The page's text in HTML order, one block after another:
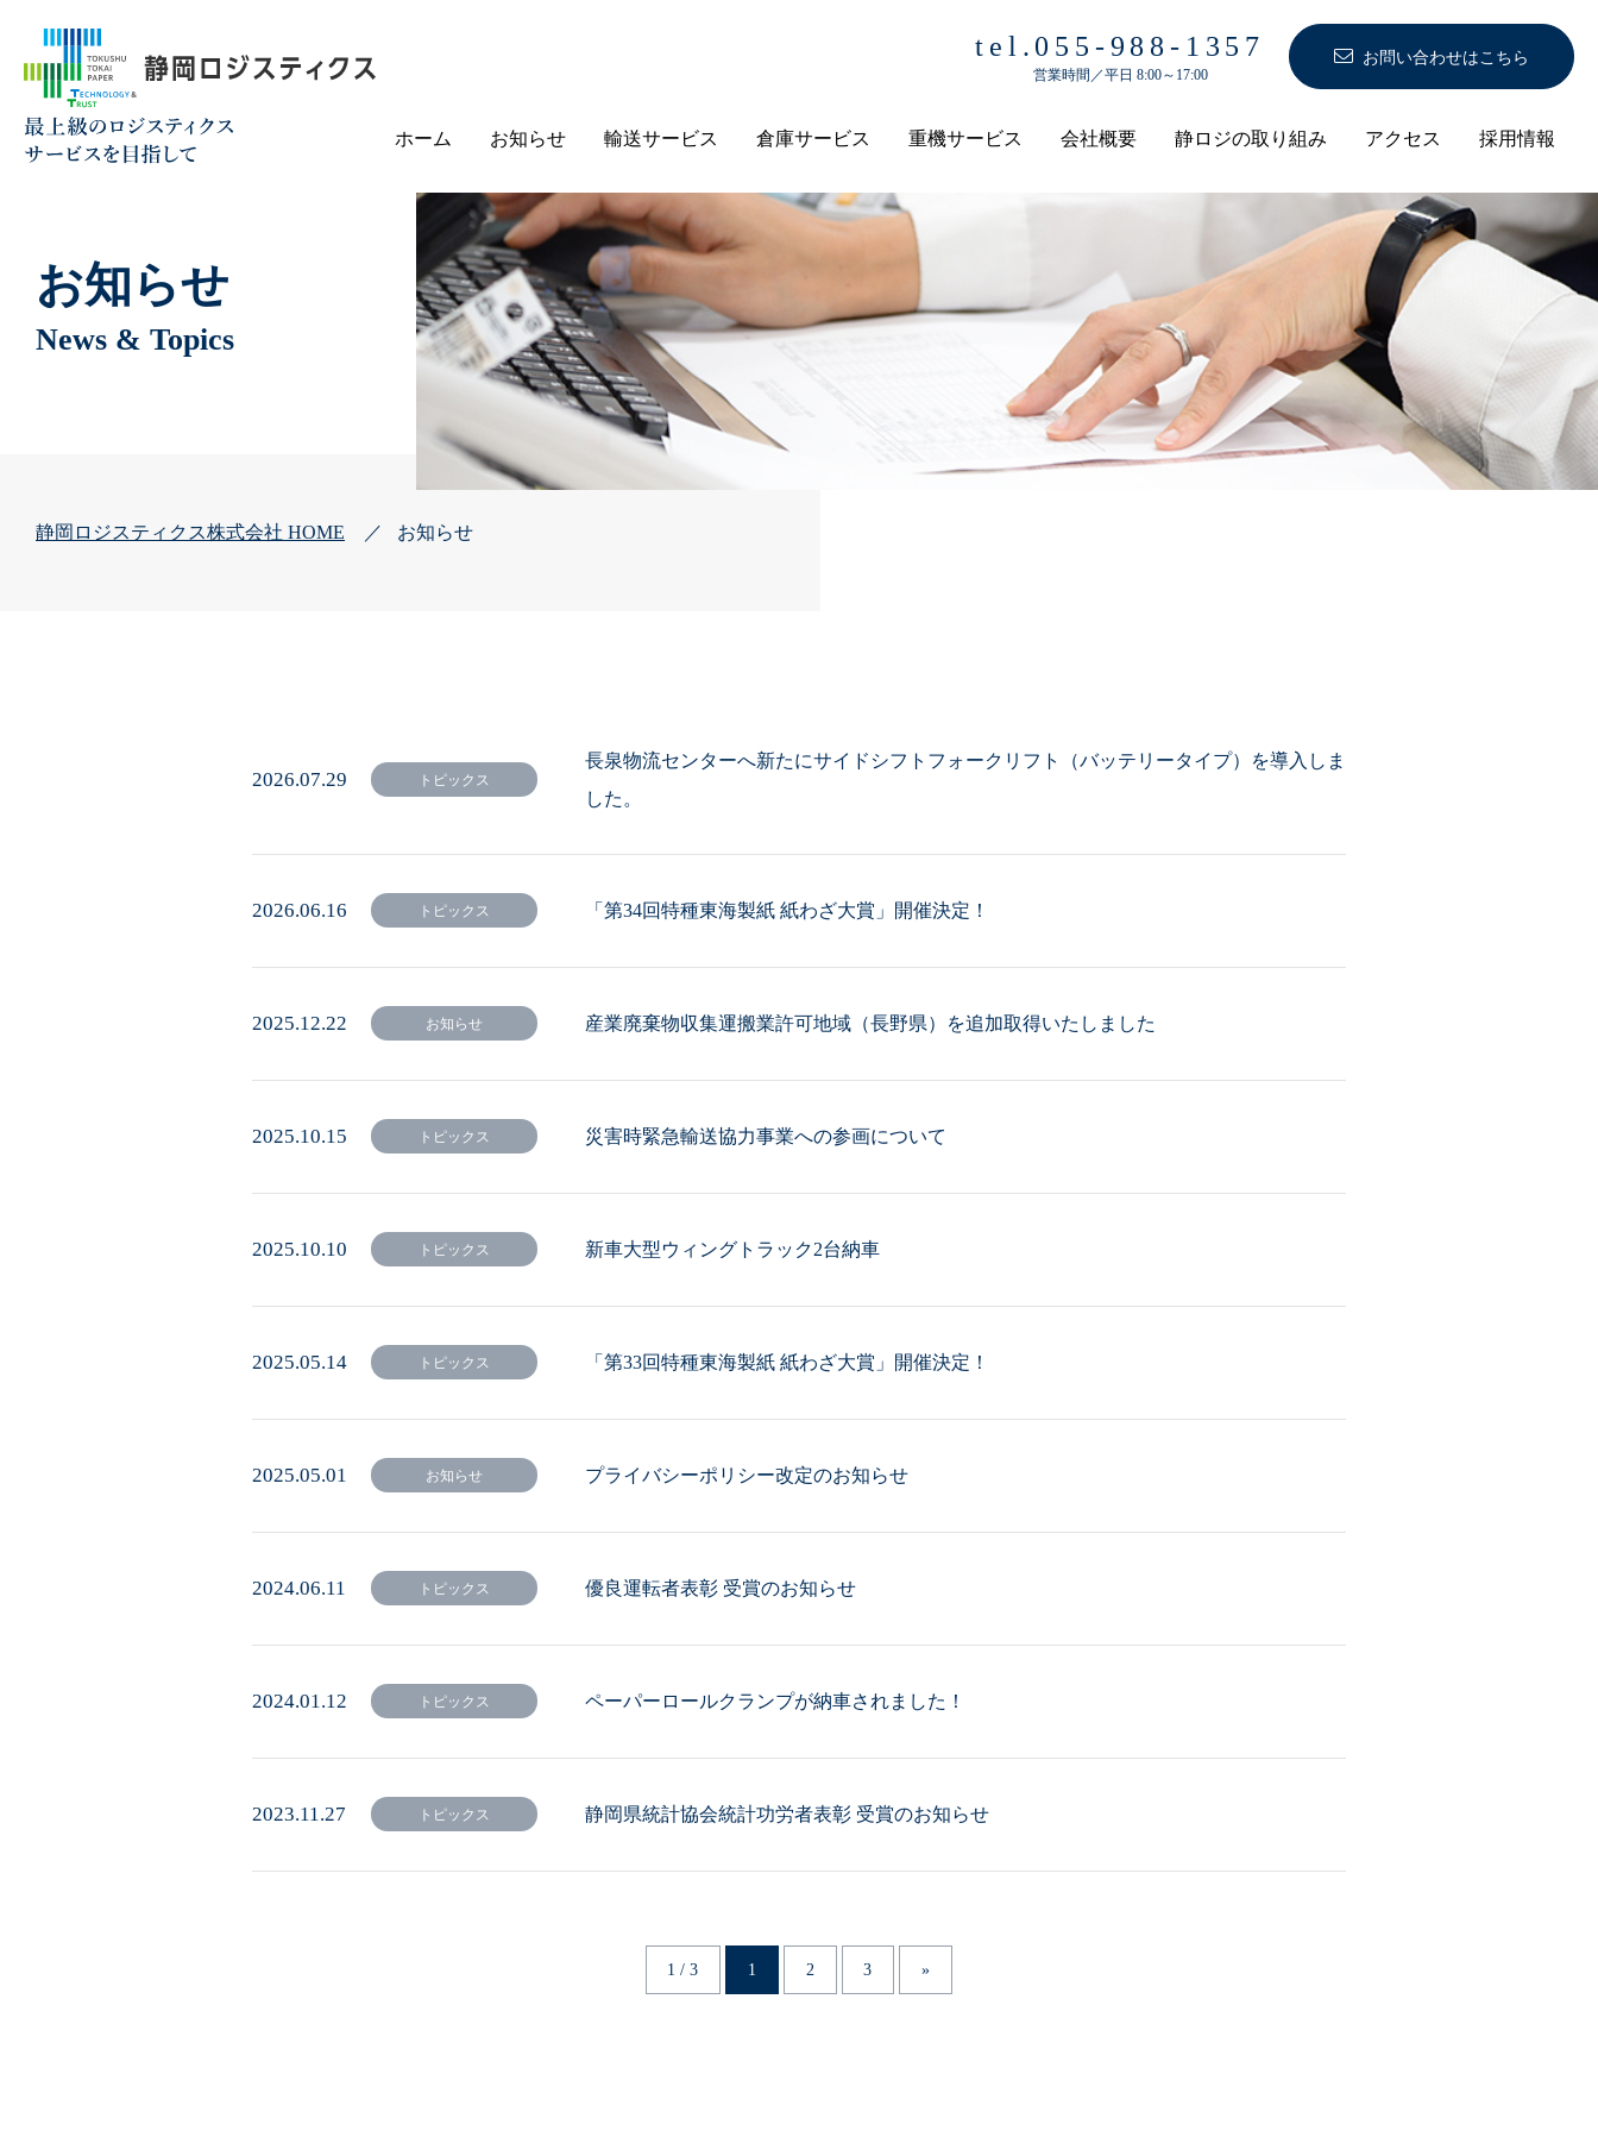
tel.055-988-1357
営業時間／平日 8:00～17:00
お問い合わせはこちら
ホーム お知らせ 輸送サービス 倉庫サービス 重機サービス 会社概要 静ロジの取り組み アクセス 採用情報
お知らせ
News & Topics
静岡ロジスティクス株式会社 HOME お知らせ
2026.07.29 トピックス
長泉物流センターへ新たにサイドシフトフォークリフト（バッテリータイプ）を導入しま
した。
2026.06.16 トピックス 「第34回特種東海製紙 紙わざ大賞」開催決定！
2025.12.22 お知らせ 産業廃棄物収集運搬業許可地域（長野県）を追加取得いたしました
2025.10.15 トピックス 災害時緊急輸送協力事業への参画について
2025.10.10 トピックス 新車大型ウィングトラック2台納車
2025.05.14 トピックス 「第33回特種東海製紙 紙わざ大賞」開催決定！
2025.05.01 お知らせ プライバシーポリシー改定のお知らせ
2024.06.11 トピックス 優良運転者表彰 受賞のお知らせ
2024.01.12 トピックス ペーパーロールクランプが納車されました！
2023.11.27 トピックス 静岡県統計協会統計功労者表彰 受賞のお知らせ
1 / 3 1 2 3 »